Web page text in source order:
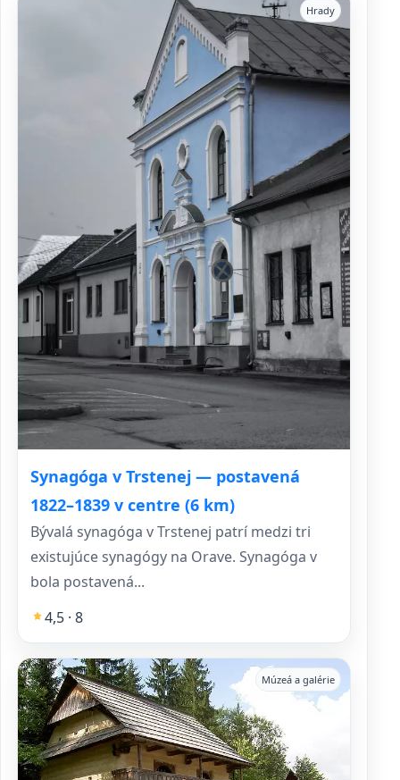
Synagóga v Trstenej — postavená
1822–1839 v centre (6 km)
Hrady
Bývalá synagóga v Trstenej patrí medzi tri
existujúce synagógy na Orave. Synagóga v
bola postavená...
4,5 · 8
Múzeá a galérie